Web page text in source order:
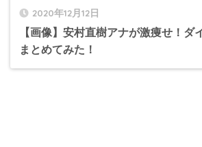
2020年12月12日
【画像】安村直樹アナが激痩せ！ダ
まとめてみた！